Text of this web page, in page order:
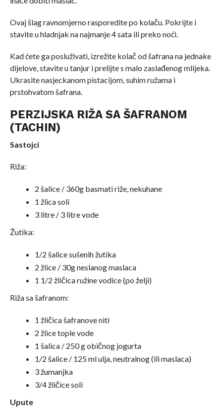
Ovaj šlag ravnomjerno rasporedite po kolaču. Pokrijte i
stavite u hladnjak na najmanje 4 sata ili preko noći.
Kad ćete ga posluživati, izrežite kolač od šafrana na jednake
dijelove, stavite u tanjur i prelijte s malo zaslađenog mlijeka.
Ukrasite nasjeckanom pistacijom, suhim ružama i
prstohvatom šafrana.
PERZIJSKA RIŽA SA ŠAFRANOM
(TACHIN)
Sastojci
Riža:
2 šalice / 360g basmati riže, nekuhane
1 žlica soli
3 litre / 3 litre vode
Žutika:
1/2 šalice sušenih žutika
2 žlice / 30g neslanog maslaca
1 1/2 žličica ružine vodice (po želji)
Riža sa šafranom:
1 žličica šafranove niti
2 žlice tople vode
1 šalica / 250 g običnog jogurta
1/2 šalice / 125 ml ulja, neutralnog (ili maslaca)
3 žumanjka
3/4 žličice soli
Upute